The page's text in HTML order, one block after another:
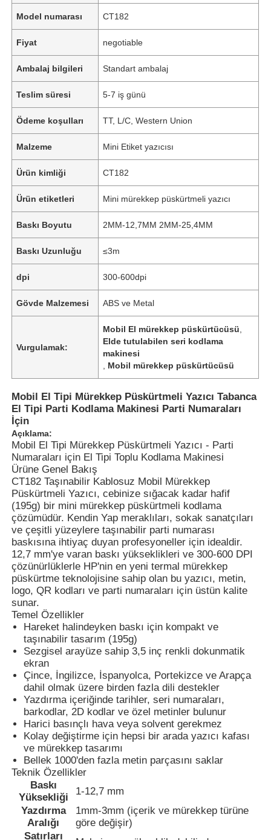
Ana sayfa
Ürünler
Hakkımızda
Model numarası CT182
Fiyat negotiable
Ambalaj bilgileri Standart ambalaj
Teslim süresi 5-7 iş günü
Ödeme koşulları TT, L/C, Western Union
Malzeme Mini Etiket yazıcısı
Ürün kimliği CT182
Ürün etiketleri Mini mürekkep püskürtmeli yazıcı
Baskı Boyutu 2MM-12,7MM 2MM-25,4MM
Baskı Uzunluğu ≤3m
dpi 300-600dpi
Gövde Malzemesi ABS ve Metal
Vurgulamak:
Mobil El mürekkep püskürtücüsü
Elde tutulabilen seri kodlama
makinesi
Mobil mürekkep püskürtücüsü
Mobil El Tipi Mürekkep Püskürtmeli Yazıcı Tabanca
El Tipi Parti Kodlama Makinesi Parti Numaraları
İçin
Açıklama:
Mobil El Tipi Mürekkep Püskürtmeli Yazıcı - Parti
Numaraları için El Tipi Toplu Kodlama Makinesi
Ürüne Genel Bakış
CT182 Taşınabilir Kablosuz Mobil Mürekkep
Püskürtmeli Yazıcı, cebinize sığacak kadar hafif
(195g) bir mini mürekkep püskürtmeli kodlama
çözümüdür. Kendin Yap meraklıları, sokak sanatçıları
ve çeşitli yüzeylere taşınabilir parti numarası
baskısına ihtiyaç duyan profesyoneller için idealdir.
12,7 mm'ye varan baskı yükseklikleri ve 300-600 DPI
çözünürlüklerle HP'nin en yeni termal mürekkep
püskürtme teknolojisine sahip olan bu yazıcı, metin,
logo, QR kodları ve parti numaraları için üstün kalite
sunar.
Temel Özellikler
Hareket halindeyken baskı için kompakt ve
taşınabilir tasarım (195g)
Sezgisel arayüze sahip 3,5 inç renkli dokunmatik
ekran
Çince, İngilizce, İspanyolca, Portekizce ve Arapça
dahil olmak üzere birden fazla dili destekler
Yazdırma içeriğinde tarihler, seri numaraları,
barkodlar, 2D kodlar ve özel metinler bulunur
Harici basınçlı hava veya solvent gerekmez
Kolay değiştirme için hepsi bir arada yazıcı kafası
ve mürekkep tasarımı
Bellek 1000'den fazla metin parçasını saklar
Teknik Özellikler
Baskı
Yüksekliği
1-12,7 mm
Yazdırma
Aralığı
1mm-3mm (içerik ve mürekkep türüne
göre değişir)
Satırları